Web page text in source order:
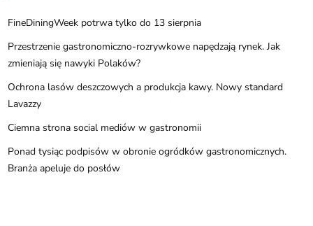
FineDiningWeek potrwa tylko do 13 sierpnia
Przestrzenie gastronomiczno-rozrywkowe napędzają rynek. Jak
zmieniają się nawyki Polaków?
Ochrona lasów deszczowych a produkcja kawy. Nowy standard
Lavazzy
Ciemna strona social mediów w gastronomii
Ponad tysiąc podpisów w obronie ogródków gastronomicznych.
Branża apeluje do posłów